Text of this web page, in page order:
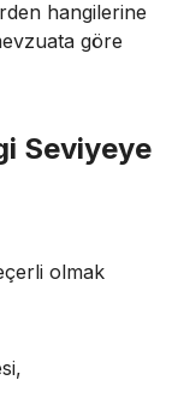
hangilerine
göre
Seviyeye
olmak